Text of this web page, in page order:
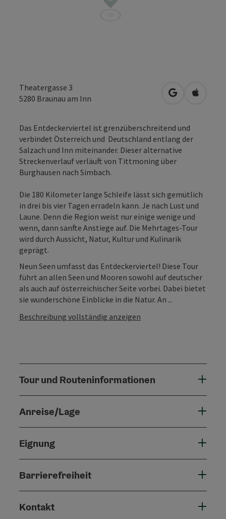
Theatergasse 3
5280 Braunau am Inn in Google
in
Das Entdeckerviertel ist grenzüberschreitend und
verbindet Österreich und Deutschland entlang der
Salzach und Inn miteinander. Dieser alternative
Streckenverlauf verläuft von Tittmoning über
Burghausen nach Simbach.
Die 180 Kilometer lange Schleife lässt sich gemütlich
in drei bis vier Tagen erradeln kann. Je nach Lust und
Laune. Denn die Region weist nur einige wenige und
wenn, dann sanfte Anstiege auf. Die Mehrtages-Tour
wird durch Aussicht, Natur, Kultur und Kulinarik
geprägt.
Neun Seen umfasst das Entdeckerviertel! Diese Tour
führt an allen Seen und Mooren sowohl auf deutscher
als auch auf österreichischer Seite vorbei. Dabei bietet
sie wunderschöne Einblicke in die Natur. An ...
Beschreibung vollständig anzeigen
Tour und Routeninformationen
Anreise/Lage
Eignung
Barrierefreiheit
Kontakt